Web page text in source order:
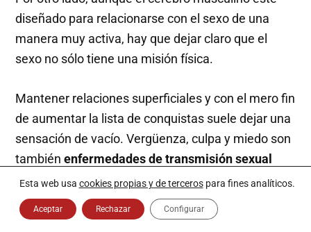
diseñado para relacionarse con el sexo de una
manera muy activa, hay que dejar claro que el
sexo no sólo tiene una misión física.
Mantener relaciones superficiales y con el mero fin
de aumentar la lista de conquistas suele dejar una
sensación de vacío. Vergüenza, culpa y miedo son
tambiénenfermedades de transmisión sexual
que todos sufrimos en alguna ocasión.
Especialmente nos afecta a los que hemos nacido
en un entorno católico.
Esta web usa cookies propias y de tercerospara fines analíticos.
Aceptar Rechazar Configurar